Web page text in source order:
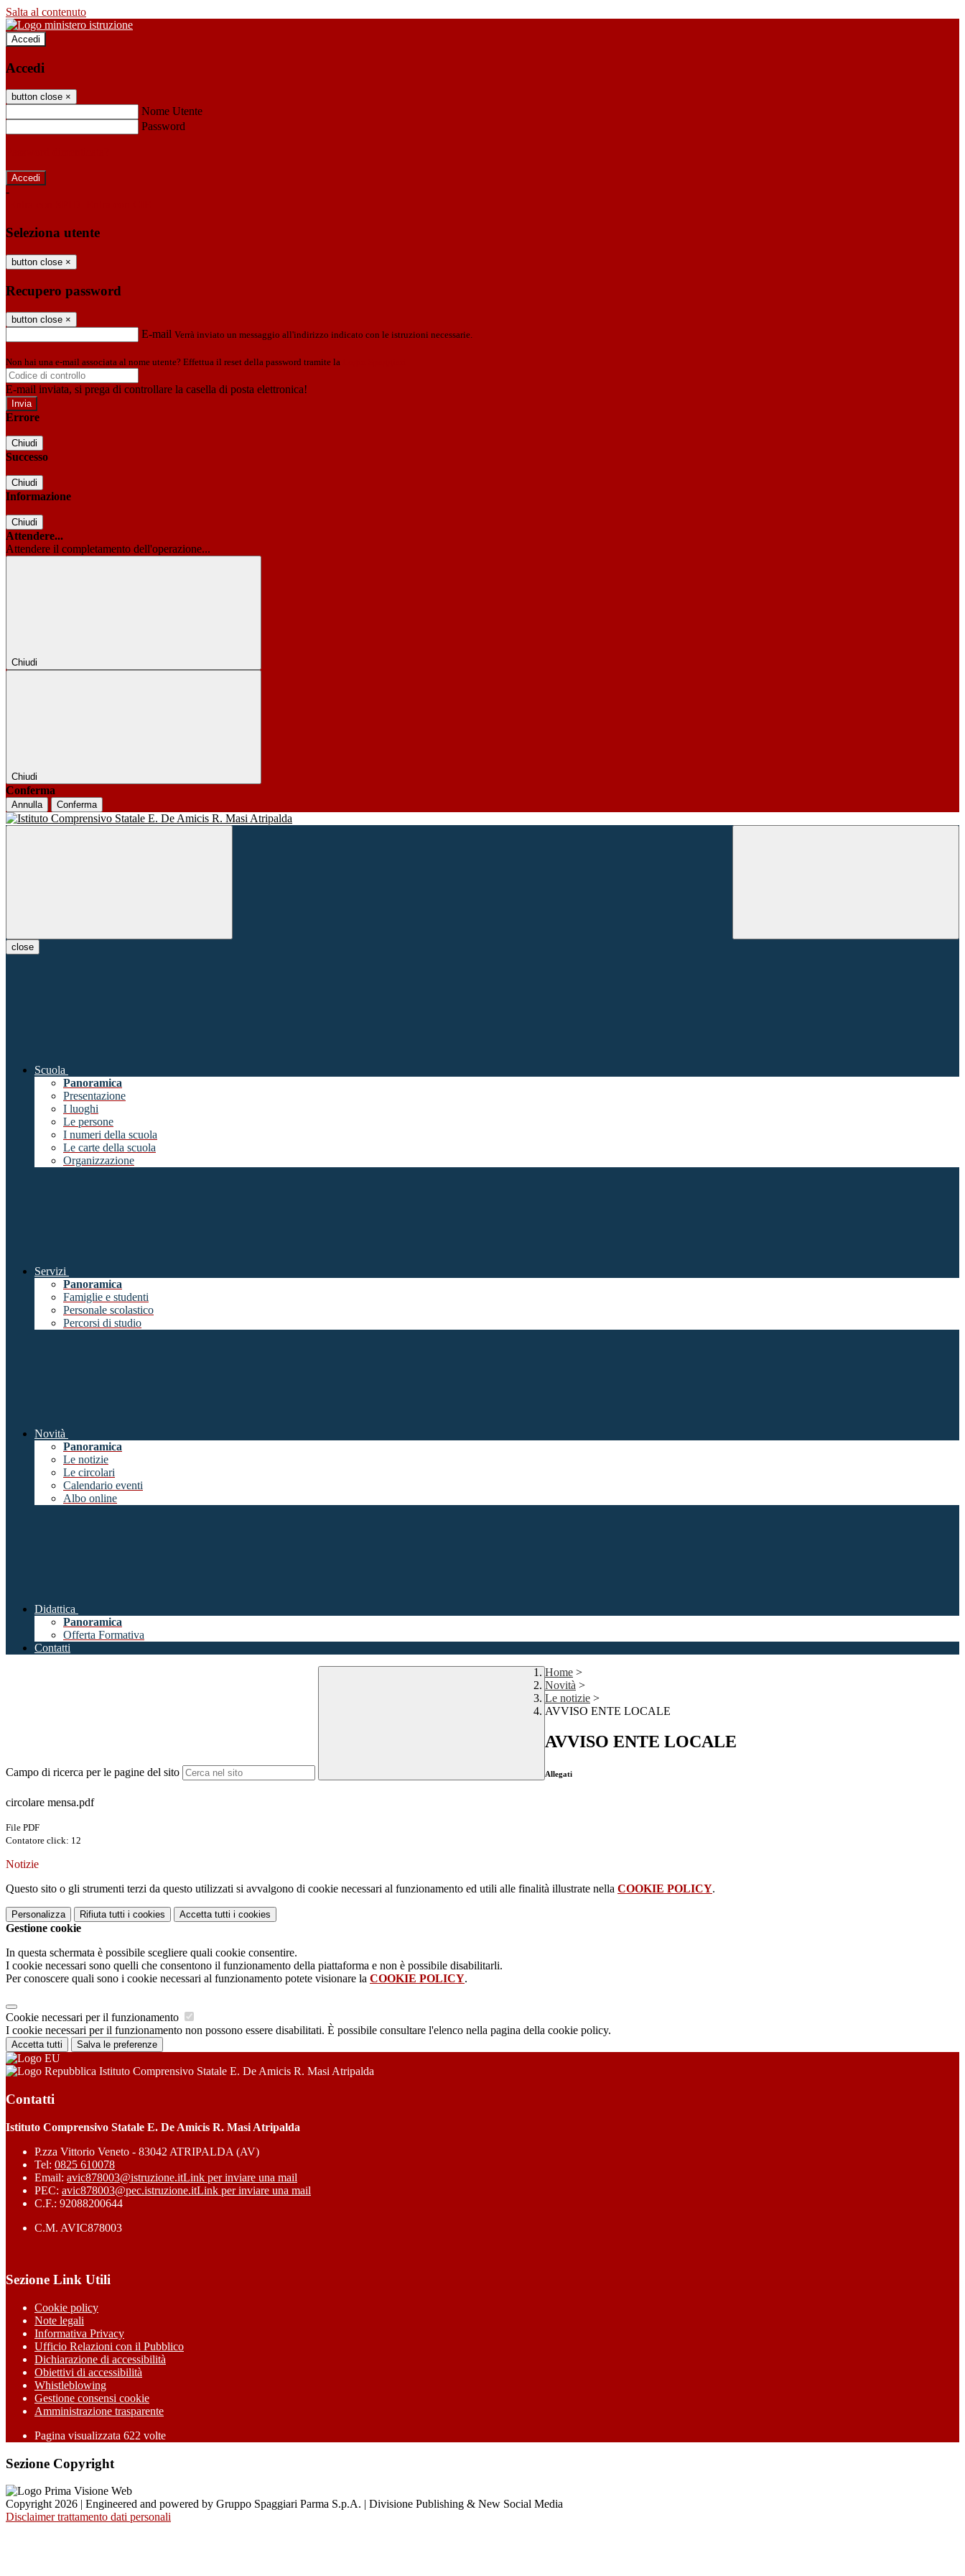
Salta al contenuto
Accedi
Accedi
button close ×
Nome Utente
Password
-
Seleziona utente
button close ×
Recupero password
button close ×
E-mail Verrà inviato un messaggio all'indirizzo indicato con le istruzioni necessarie.
Non hai una e-mail associata al nome utente? Effettua il reset della password tramite la
E-mail inviata, si prega di controllare la casella di posta elettronica!
Errore
Chiudi
Successo
Chiudi
Informazione
Chiudi
Attendere...
Attendere il completamento dell'operazione...
Chiudi
Chiudi
Conferma
Annulla Conferma
close
Scuola
Panoramica
Presentazione
I luoghi
Le persone
I numeri della scuola
Le carte della scuola
Organizzazione
Servizi
Panoramica
Famiglie e studenti
Personale scolastico
Percorsi di studio
Novità
Panoramica
Le notizie
Le circolari
Calendario eventi
Albo online
Didattica
Panoramica
Offerta Formativa
Contatti
Campo di ricerca per le pagine del sito
Home >
Novità >
Le notizie >
AVVISO ENTE LOCALE
AVVISO ENTE LOCALE
Allegati
circolare mensa.pdf
File PDF
Contatore click: 12
Notizie
Questo sito o gli strumenti terzi da questo utilizzati si avvalgono di cookie necessari al funzionamento ed utili alle finalità illustrate nella COOKIE POLICY.
Personalizza Rifiuta tutti i cookies Accetta tutti i cookies
Gestione cookie
In questa schermata è possibile scegliere quali cookie consentire.
I cookie necessari sono quelli che consentono il funzionamento della piattaforma e non è possibile disabilitarli.
Per conoscere quali sono i cookie necessari al funzionamento potete visionare la COOKIE POLICY.
Cookie necessari per il funzionamento
I cookie necessari per il funzionamento non possono essere disabilitati. È possibile consultare l'elenco nella pagina della cookie policy.
Accetta tutti Salva le preferenze
Istituto Comprensivo Statale E. De Amicis R. Masi Atripalda
Contatti
Istituto Comprensivo Statale E. De Amicis R. Masi Atripalda
P.zza Vittorio Veneto - 83042 ATRIPALDA (AV)
Tel: 0825 610078
Email: avic878003@istruzione.itLink per inviare una mail
PEC: avic878003@pec.istruzione.itLink per inviare una mail
C.F.: 92088200644
C.M. AVIC878003
Sezione Link Utili
Cookie policy
Note legali
Informativa Privacy
Ufficio Relazioni con il Pubblico
Dichiarazione di accessibilità
Obiettivi di accessibilità
Whistleblowing
Gestione consensi cookie
Amministrazione trasparente
Pagina visualizzata 622 volte
Sezione Copyright
Copyright 2026 | Engineered and powered by Gruppo Spaggiari Parma S.p.A. | Divisione Publishing & New Social Media
Disclaimer trattamento dati personali